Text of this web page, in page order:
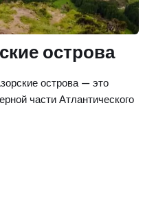
острова
острова — это
части Атлантического